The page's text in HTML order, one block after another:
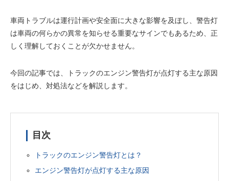
車両トラブルは運行計画や安全面に大きな影響を及ぼし、警告灯
は車両の何らかの異常を知らせる重要なサインでもあるため、正
しく理解しておくことが欠かせません。
今回の記事では、トラックのエンジン警告灯が点灯する主な原因
をはじめ、対処法などを解説します。
目次
トラックのエンジン警告灯とは？
エンジン警告灯が点灯する主な原因